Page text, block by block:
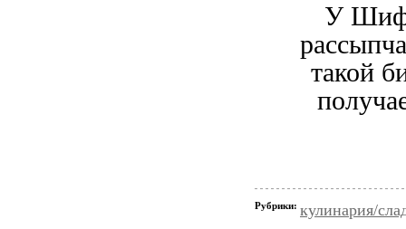
У
такой
Рубрики: кулинария/